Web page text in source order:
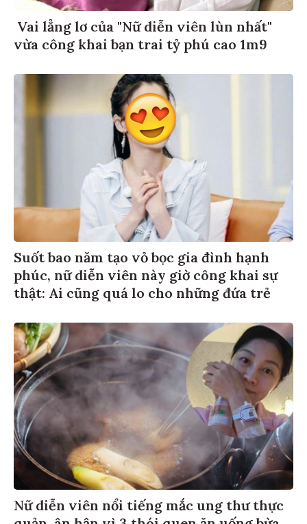
Vai lẳng lơ của "Nữ diễn viên lùn nhất"
vừa công khai bạn trai tỷ phú cao 1m9
Suốt bao năm tạo vỏ bọc gia đình hạnh
phúc, nữ diễn viên này giờ công khai sự
thật: Ai cũng quá lo cho những đứa trẻ
Nữ diễn viên nổi tiếng mắc ung thư thực